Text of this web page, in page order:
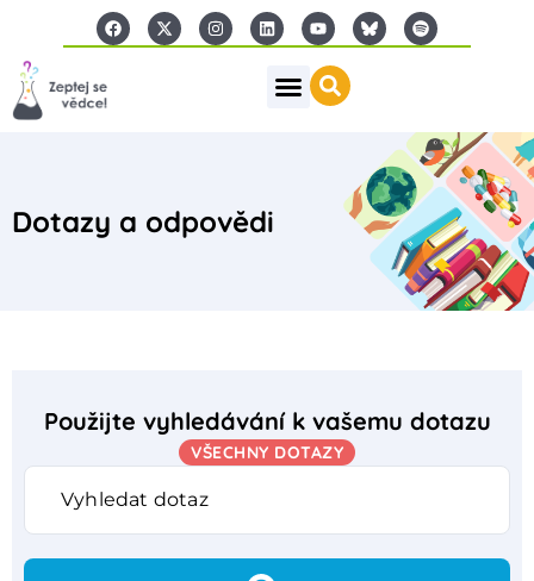
Dotazy a odpovědi
Použijte vyhledávání k vašemu dotazu
VŠECHNY DOTAZY